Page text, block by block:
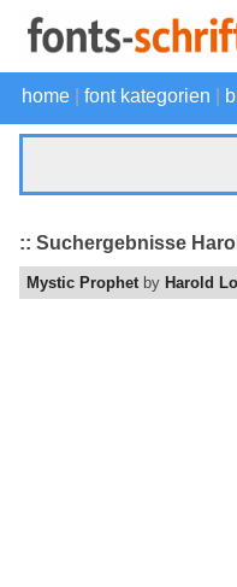
home font kategorien
:: Suchergebnisse
Mystic Prophetby Harold